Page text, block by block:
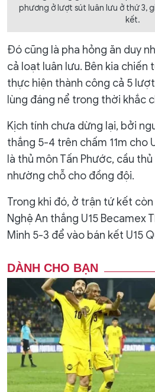
phương ở lượt sút luân lưu ở thứ 3,
kết.
Đó cũng là pha hỏng ăn duy
cả loạt luân lưu. Bên kia chiến
thực hiện thành công cả 5
lùng đáng nể trong thời khắc
Kịch tính chưa dừng lại, bởi
thắng 5-4 trên chấm 11m cho
là thủ môn Tấn Phước, cầu
nhường chỗ cho đồng đội.
Trong khi đó, ở trận tứ kết còn
Nghệ An thắng U15 Becamex
Minh 5-3 để vào bán kết U15